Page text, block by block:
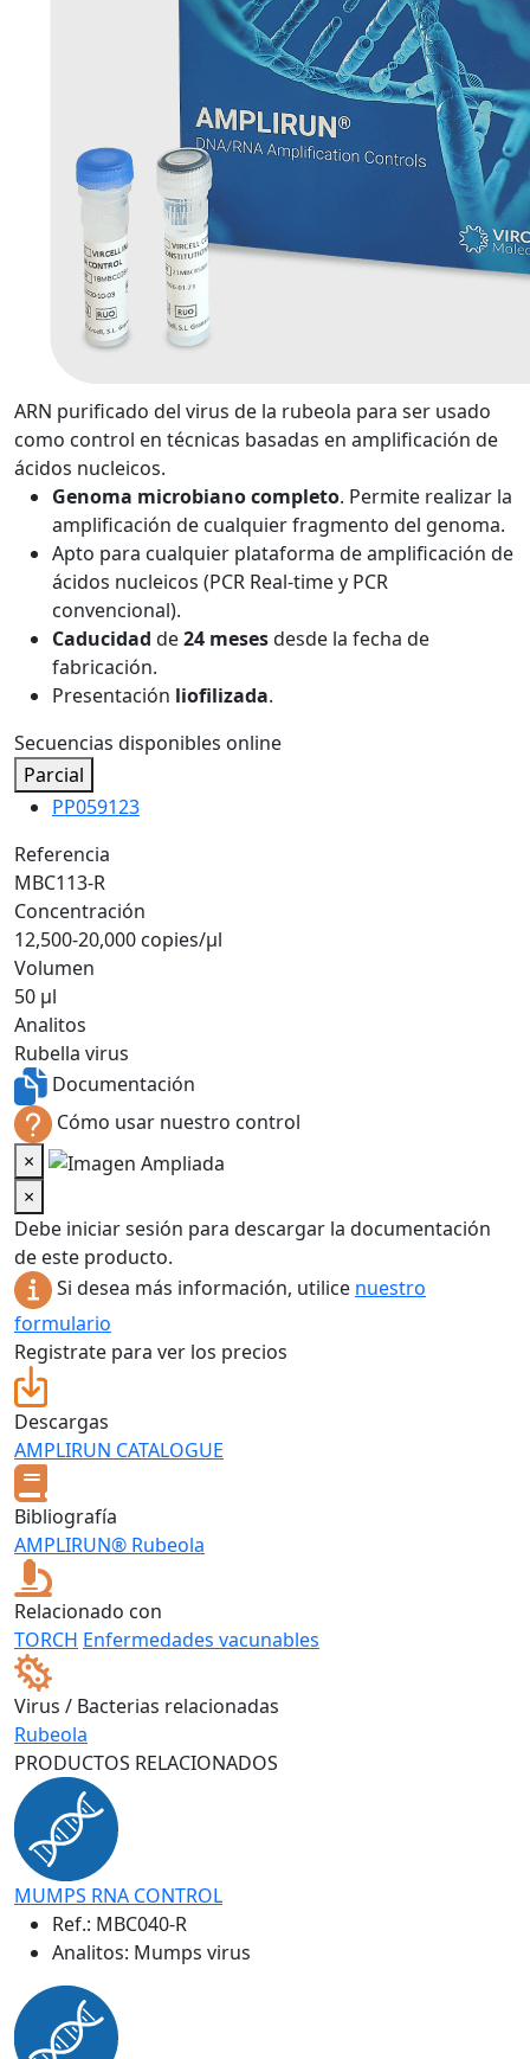
ARN purificado del virus de la rubeola para ser usado
como control en técnicas basadas en amplificación de
ácidos nucleicos.
Genoma microbiano completo. Permite realizar la
amplificación de cualquier fragmento del genoma.
Apto para cualquier plataforma de amplificación de
ácidos nucleicos (PCR Real-time y PCR
convencional).
Caducidad de24 mesesdesde la fecha de
fabricación.
Presentación liofilizada.
Secuencias disponibles online
Parcial
PP059123
Referencia
MBC113-R
Concentración
12,500-20,000 copies/µl
Volumen
50 µl
Analitos
Rubella virus
Documentación
Cómo usar nuestro control
×
×
Debe iniciar sesión para descargar la documentación
de este producto.
Si desea más información, utilice nuestro
formulario
Registrate para ver los precios
Descargas
AMPLIRUN CATALOGUE
Bibliografía
AMPLIRUN® Rubeola
Relacionado con
TORCH Enfermedades vacunables
Virus / Bacterias relacionadas
Rubeola
PRODUCTOS RELACIONADOS
MUMPS RNA CONTROL
Ref.: MBC040-R
Analitos: Mumps virus